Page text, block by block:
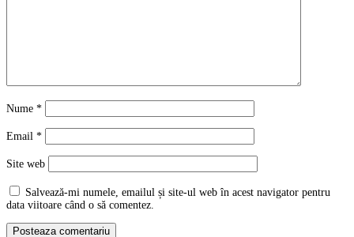
Nume *
Email *
Site web
Salvează-mi numele, emailul și site-ul web în acest navigator pentru
data viitoare când o să comentez.